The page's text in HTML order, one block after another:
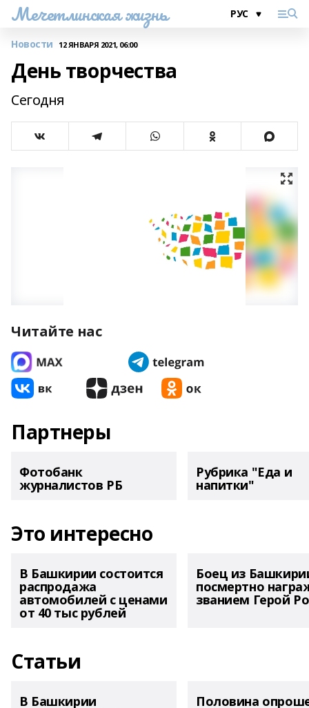
Мечетлинская жизнь
Новости 12 ЯНВАРЯ 2021, 06:00
День творчества
Сегодня
Читайте нас
Партнеры
Фотобанк
журналистов РБ
Рубрика "Еда и
напитки"
Это интересно
В Башкирии состоится
распродажа
автомобилей с ценами
от 40 тыс рублей
Боец из
посмертно
званием Герой
Статьи
В Башкирии Половина